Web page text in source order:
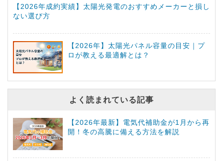
【2026年成約実績】太陽光発電のおすすめメーカーと損し
ない選び方
【2026年】太陽光パネル容量の目安｜プ
ロが教える最適解とは？
よく読まれている記事
【2026年最新】電気代補助金が1月から再
開！冬の高騰に備える方法を解説